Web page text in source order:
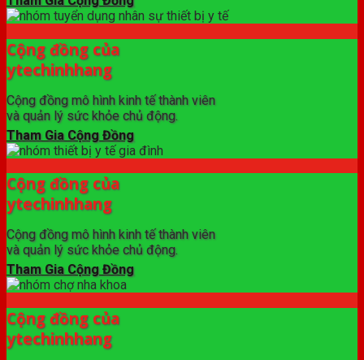
Cộng đồng của
ytechinhhang
Cộng đồng mô hình kinh tế thành viên
và quản lý sức khỏe chủ động.
Tham Gia Cộng Đồng
Cộng đồng của
ytechinhhang
Cộng đồng mô hình kinh tế thành viên
và quản lý sức khỏe chủ động.
Tham Gia Cộng Đồng
Cộng đồng của
ytechinhhang